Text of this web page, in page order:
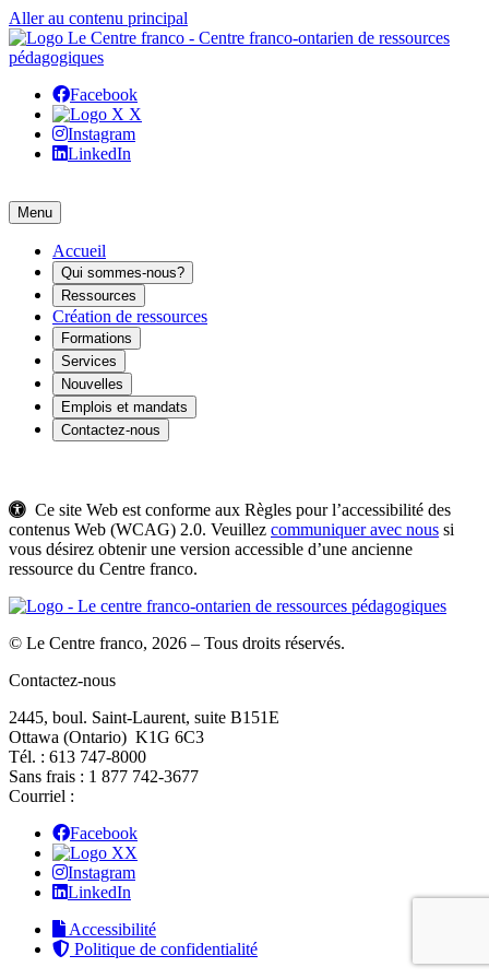
Aller au contenu principal
Facebook
X
Instagram
LinkedIn
Menu
Accueil
Qui sommes-nous?
Ressources
Création de ressources
Formations
Services
Nouvelles
Emplois et mandats
Contactez-nous
Ce site Web est conforme aux Règles pour l’accessibilité des
contenus Web (WCAG) 2.0. Veuillez communiquer avec nous si
vous désirez obtenir une version accessible d’une ancienne
ressource du Centre franco.
© Le Centre franco, 2026 – Tous droits réservés.
Contactez-nous
2445, boul. Saint-Laurent, suite B151E
Ottawa (Ontario) K1G 6C3
Tél. : 613 747‑8000
Sans frais : 1 877 742‑3677
Courriel :
Facebook
X
Instagram
LinkedIn
Accessibilité
Politique de confidentialité